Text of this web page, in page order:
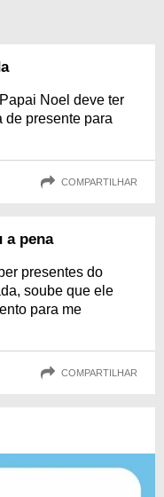
Noel deve ter
de presente para
COMPARTILHAR
a pena
presentes do
soube que ele
para me
COMPARTILHAR